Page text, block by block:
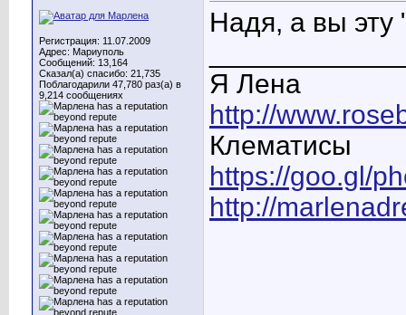
Регистрация: 11.07.2009
Адрес: Мариуполь
Сообщений: 13,164
Сказал(а) спасибо: 21,735
Поблагодарили 47,780 раз(а) в
9,214 сообщениях
Надя, а вы эту
Я Лена
http://
Клематисы
https://goo.gl/
http://